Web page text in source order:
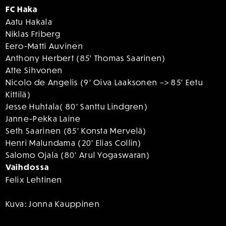
FC Haka
Aatu Hakala
Niklas Friberg
Eero-Matti Auvinen
Anthony Herbert (85′ Thomas Saarinen)
Atte Sihvonen
Nicolo de Angelis (9′ Oiva Laaksonen –> 85′ Eetu
Kittilä)
Jesse Huhtala( 80′ Santtu Lindgren)
Janne-Pekka Laine
Seth Saarinen (85′ Konsta Mervelä)
Henri Malundama (20′ Elias Collin)
Salomo Ojala (80′ Arul Yogaswaran)
Vaihdossa
Felix Lehtinen
Kuva: Jonna Kauppinen